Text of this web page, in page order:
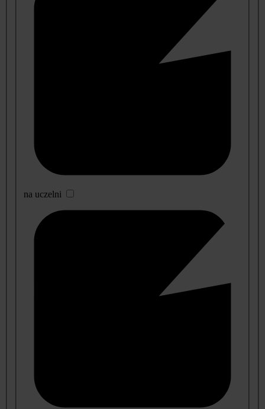
na uczelni